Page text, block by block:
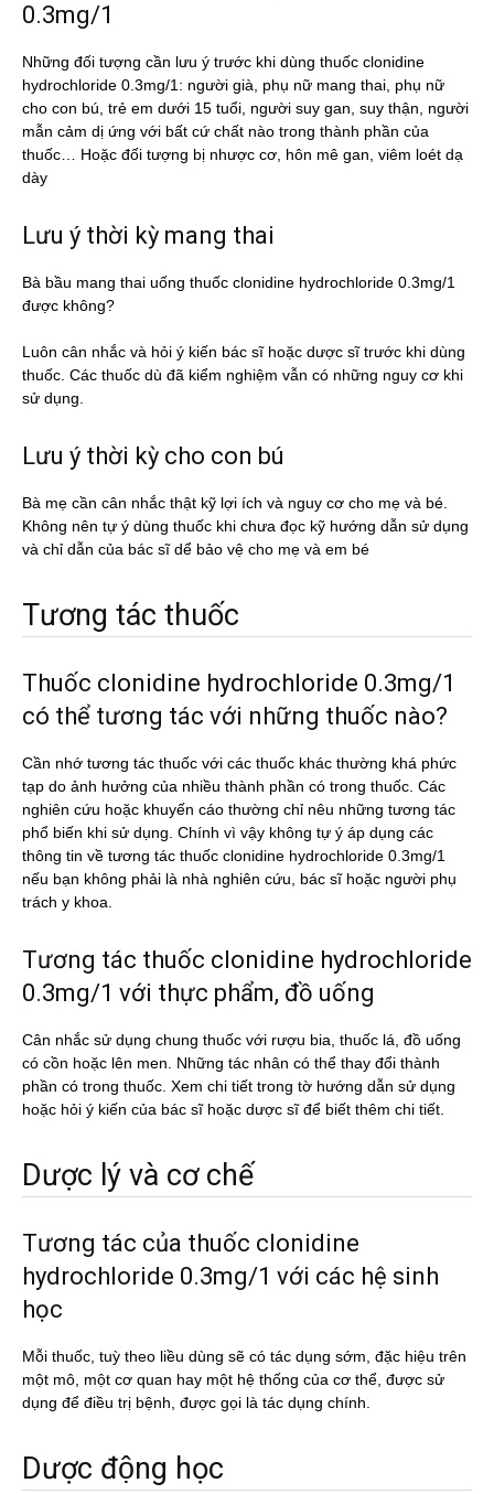
0.3mg/1
Những đối tượng cần lưu ý trước khi dùng thuốc clonidine
hydrochloride 0.3mg/1: người già, phụ nữ mang thai, phụ nữ
cho con bú, trẻ em dưới 15 tuổi, người suy gan, suy thận, người
mẫn cảm dị ứng với bất cứ chất nào trong thành phần của
thuốc… Hoặc đối tượng bị nhược cơ, hôn mê gan, viêm loét dạ
dày
Lưu ý thời kỳ mang thai
Bà bầu mang thai uống thuốc clonidine hydrochloride 0.3mg/1
được không?
Luôn cân nhắc và hỏi ý kiến bác sĩ hoặc dược sĩ trước khi dùng
thuốc. Các thuốc dù đã kiểm nghiệm vẫn có những nguy cơ khi
sử dụng.
Lưu ý thời kỳ cho con bú
Bà mẹ cần cân nhắc thật kỹ lợi ích và nguy cơ cho mẹ và bé.
Không nên tự ý dùng thuốc khi chưa đọc kỹ hướng dẫn sử dụng
và chỉ dẫn của bác sĩ dể bảo vệ cho mẹ và em bé
Tương tác thuốc
Thuốc clonidine hydrochloride 0.3mg/1
có thể tương tác với những thuốc nào?
Cần nhớ tương tác thuốc với các thuốc khác thường khá phức
tạp do ảnh hưởng của nhiều thành phần có trong thuốc. Các
nghiên cứu hoặc khuyến cáo thường chỉ nêu những tương tác
phổ biến khi sử dụng. Chính vì vậy không tự ý áp dụng các
thông tin về tương tác thuốc clonidine hydrochloride 0.3mg/1
nếu bạn không phải là nhà nghiên cứu, bác sĩ hoặc người phụ
trách y khoa.
Tương tác thuốc clonidine hydrochloride
0.3mg/1 với thực phẩm, đồ uống
Cân nhắc sử dụng chung thuốc với rượu bia, thuốc lá, đồ uống
có cồn hoặc lên men. Những tác nhân có thể thay đổi thành
phần có trong thuốc. Xem chi tiết trong tờ hướng dẫn sử dụng
hoặc hỏi ý kiến của bác sĩ hoặc dược sĩ để biết thêm chi tiết.
Dược lý và cơ chế
Tương tác của thuốc clonidine
hydrochloride 0.3mg/1 với các hệ sinh
học
Mỗi thuốc, tuỳ theo liều dùng sẽ có tác dụng sớm, đặc hiệu trên
một mô, một cơ quan hay một hệ thống của cơ thể, được sử
dụng để điều trị bệnh, được gọi là tác dụng chính.
Dược động học